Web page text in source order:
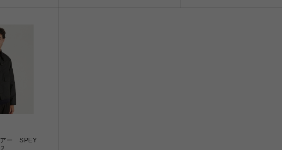
アー SPEY